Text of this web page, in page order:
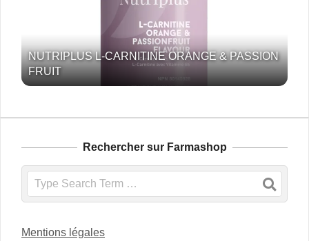
NUTRIPLUS L-CARNITINE ORANGE & PASSION
FRUIT
Rechercher sur Farmashop
Search
Mentions légales